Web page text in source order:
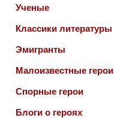
Ученые
Классики литературы
Эмигранты
Малоизвестные герои
Спорные герои
Блоги о героях